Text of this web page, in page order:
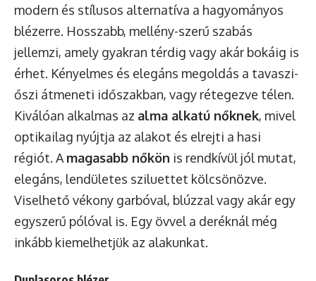
modern és stílusos alternatíva a hagyományos
blézerre. Hosszabb, mellény-szerű szabás
jellemzi, amely gyakran térdig vagy akár bokáig is
érhet. Kényelmes és elegáns megoldás a tavaszi-
őszi átmeneti időszakban, vagy rétegezve télen.
Kiválóan alkalmas az alma alkatú nőknek, mivel
optikailag nyújtja az alakot és elrejti a hasi
régiót. A magasabb nőkön is rendkívül jól mutat,
elegáns, lendületes sziluettet kölcsönözve.
Viselhető vékony garbóval, blúzzal vagy akár egy
egyszerű pólóval is. Egy övvel a deréknál még
inkább kiemelhetjük az alakunkat.